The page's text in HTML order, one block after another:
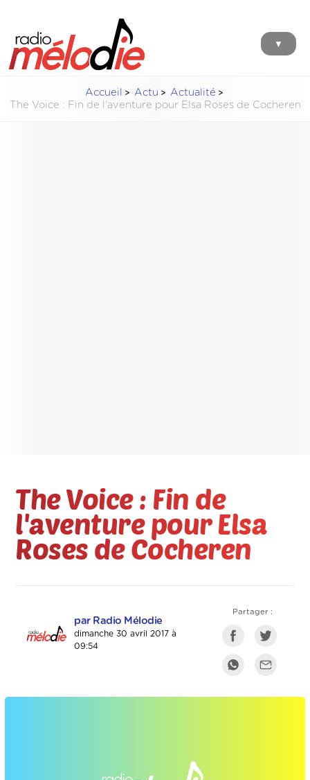
▼
Accueil Actu
Actualité
The Voice : Fin de l'aventure pour Elsa Roses de Cocheren
The Voice : Fin de
l'aventure pour Elsa
Roses de Cocheren
par Radio Mélodie
dimanche 30 avril 2017 à
09:54
Partager :